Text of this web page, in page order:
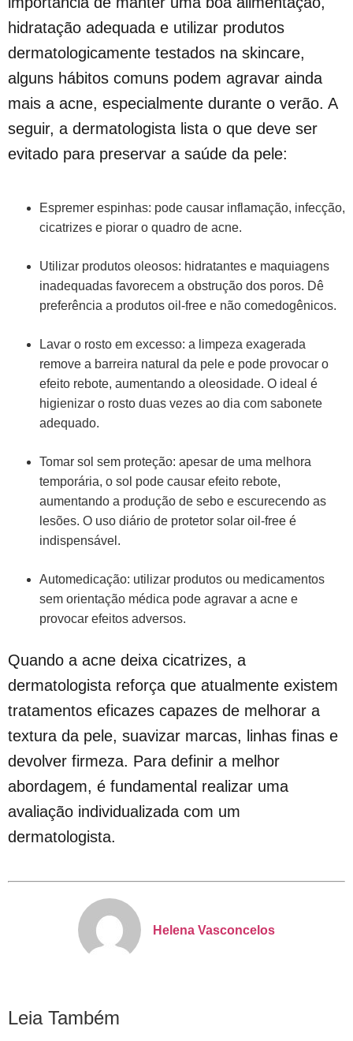
hidratação adequada e utilizar produtos
dermatologicamente testados na skincare,
alguns hábitos comuns podem agravar ainda
mais a acne, especialmente durante o verão. A
seguir, a dermatologista lista o que deve ser
evitado para preservar a saúde da pele:
Espremer espinhas: pode causar inflamação, infecção,
cicatrizes e piorar o quadro de acne.
Utilizar produtos oleosos: hidratantes e maquiagens
inadequadas favorecem a obstrução dos poros. Dê
preferência a produtos oil-free e não comedogênicos.
Lavar o rosto em excesso: a limpeza exagerada
remove a barreira natural da pele e pode provocar o
efeito rebote, aumentando a oleosidade. O ideal é
higienizar o rosto duas vezes ao dia com sabonete
adequado.
Tomar sol sem proteção: apesar de uma melhora
temporária, o sol pode causar efeito rebote,
aumentando a produção de sebo e escurecendo as
lesões. O uso diário de protetor solar oil-free é
indispensável.
Automedicação: utilizar produtos ou medicamentos
sem orientação médica pode agravar a acne e
provocar efeitos adversos.
Quando a acne deixa cicatrizes, a
dermatologista reforça que atualmente existem
tratamentos eficazes capazes de melhorar a
textura da pele, suavizar marcas, linhas finas e
devolver firmeza. Para definir a melhor
abordagem, é fundamental realizar uma
avaliação individualizada com um
dermatologista.
Helena Vasconcelos
Leia Também